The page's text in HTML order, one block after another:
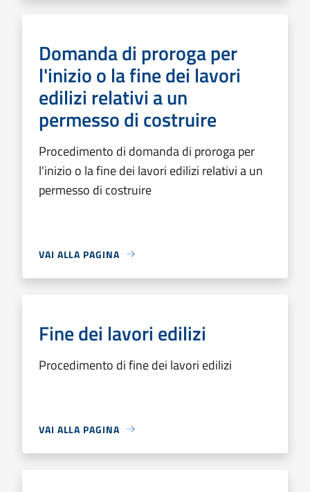
Domanda di proroga per
l'inizio o la fine dei lavori
edilizi relativi a un
permesso di costruire
Procedimento di domanda di proroga per
l'inizio o la fine dei lavori edilizi relativi a un
permesso di costruire
VAI ALLA PAGINA
Fine dei lavori edilizi
Procedimento di fine dei lavori edilizi
VAI ALLA PAGINA